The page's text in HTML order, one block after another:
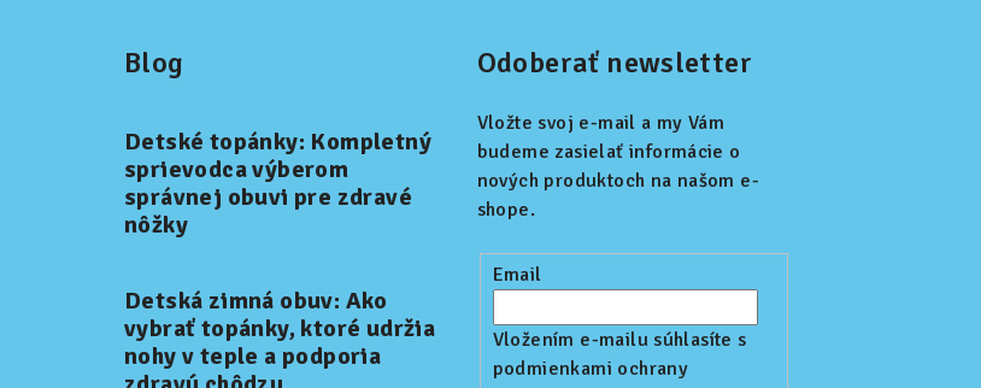
Blog
Detské topánky: Kompletný
sprievodca výberom
správnej obuvi pre zdravé
nôžky
Detská zimná obuv: Ako
vybrať topánky, ktoré udržia
nohy v teple a podporia
Odoberať newsletter
Vložte svoj e-mail a my Vám
budeme zasielať informácie o
nových produktoch na našom e-
shope.
Email
Vložením e-mailu súhlasíte s
podmienkami ochrany